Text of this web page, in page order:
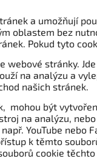
a umožňují
oblastem bez
Pokud tyto
stránky.
na analýzu a
našich stránek.
mohou být
na analýzu,
YouTube nebo
k těmto
cookie